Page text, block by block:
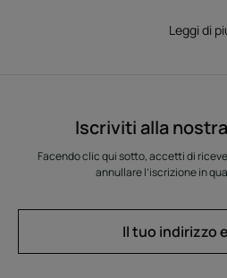
Leggi di
Iscriviti alla
Facendo clic qui sotto, accetti di
annullare l’iscrizione in
Il tuo indirizzo